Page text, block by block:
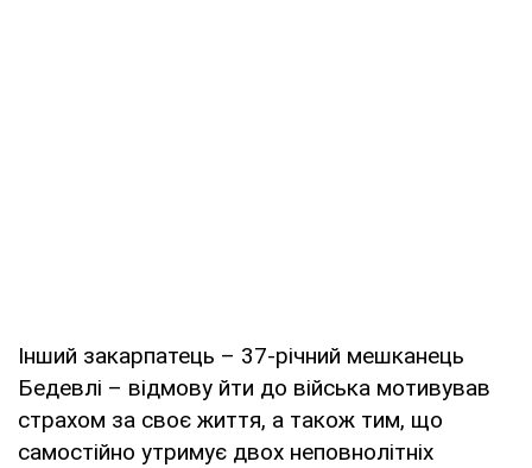
Інший закарпатець – 37-річний мешканець
Бедевлі – відмову йти до війська мотивував
страхом за своє життя, а також тим, що
самостійно утримує двох неповнолітніх